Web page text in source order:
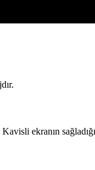
ekranın